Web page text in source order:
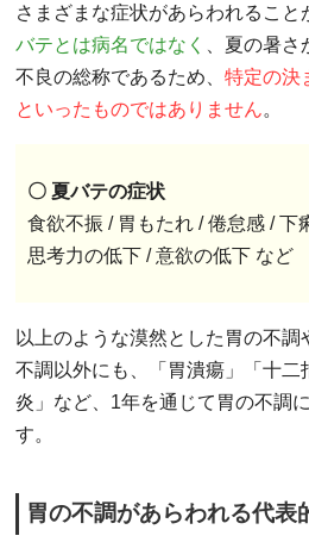
さまざまな症状があらわれること
バテとは病名ではなく
、夏の暑
不良の総称であるため、 特定の決
といったものではありません。
〇 夏バテの症状
食欲不振 / 胃もたれ / 倦怠感 / 下
思考力の低下 / 意欲の低下 など
以上のような漠然とした胃の不
不調以外にも、「胃潰瘍」「十二
炎」など、1年を通じて胃の不調
す。
胃の不調があらわれる代表